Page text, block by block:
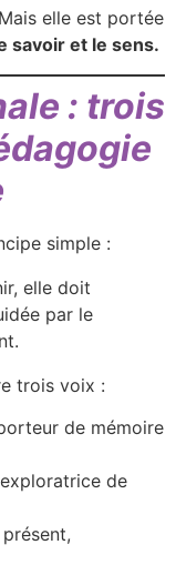
elle est portée
savoir et le sens.
: trois
simple :
elle doit
par le
trois voix :
de mémoire
de